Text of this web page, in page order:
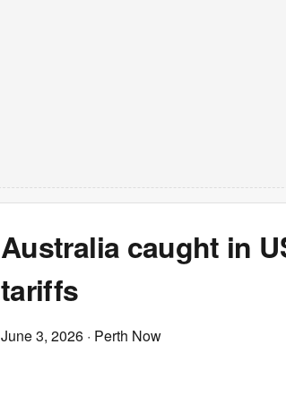
Australia caught in
tariffs
June 3, 2026 · Perth Now